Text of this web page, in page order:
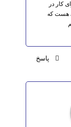
كار در
هست كه
پاسخ